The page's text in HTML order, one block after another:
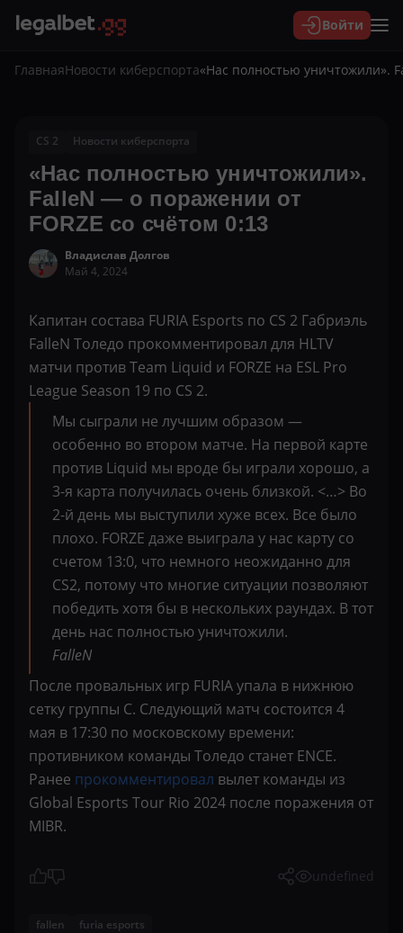
Войти
ГлавнаяНовости киберспорта«Нас полностью уничтожили».
CS 2 Новости киберспорта
«Нас полностью уничтожили».
FalleN — о поражении от
FORZE со счётом 0:13
Владислав Долгов
Май 4, 2024
Капитан состава FURIA Esports по CS 2 Габриэль
FalleN Толедо прокомментировал для HLTV
матчи против Team Liquid и FORZE на ESL Pro
League Season 19 по CS 2.
Мы сыграли не лучшим образом —
особенно во втором матче. На первой карте
против Liquid мы вроде бы играли хорошо, а
3-я карта получилась очень близкой. <…> Во
2-й день мы выступили хуже всех. Все было
плохо. FORZE даже выиграла у нас карту со
счетом 13:0, что немного неожиданно для
CS2, потому что многие ситуации позволяют
победить хотя бы в нескольких раундах. В тот
день нас полностью уничтожили.
FalleN
После провальных игр FURIA упала в нижнюю
сетку группы C. Следующий матч состоится 4
мая в 17:30 по московскому времени:
противником команды Толедо станет ENCE.
Ранее прокомментировал вылет команды из
Global Esports Tour Rio 2024 после поражения от
MIBR.
undefined
fallen furia esports